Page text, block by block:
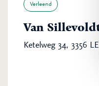
Verleend
Van Sillevoldt
Ketelweg 34, 3356